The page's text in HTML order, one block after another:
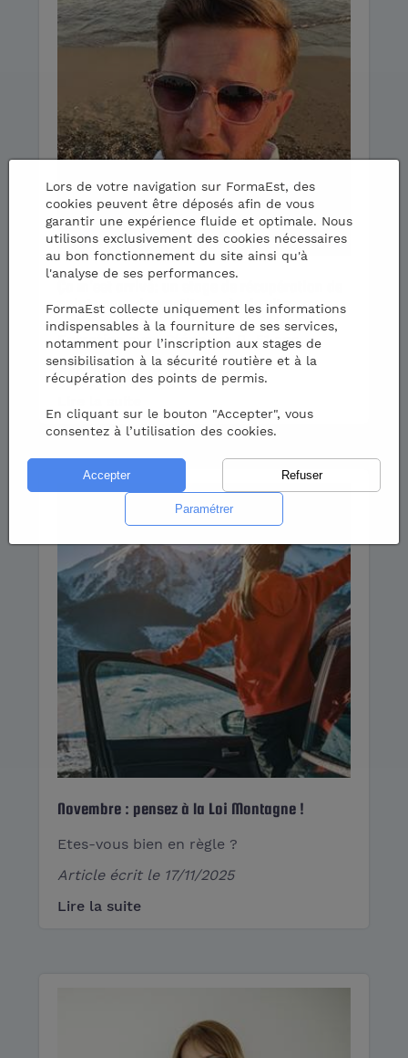
Ça m’est arrivé: un stage de récupération de
points pour de «petits excès de vitesse»...
Entretien avec Stéphane P., 51 ans
Article écrit le 30/11/2025
Novembre : pensez à la Loi Montagne !
Etes-vous bien en règle ?
Article écrit le 17/11/2025
Lire la suite
Lors de votre navigation sur FormaEst, des
cookies peuvent être déposés afin de vous
garantir une expérience fluide et optimale. Nous
utilisons exclusivement des cookies nécessaires
au bon fonctionnement du site ainsi qu'à
l'analyse de ses performances.
FormaEst collecte uniquement les informations
indispensables à la fourniture de ses services,
notamment pour l’inscription aux stages de
sensibilisation à la sécurité routière et à la
récupération des points de permis.
En cliquant sur le bouton "Accepter", vous
consentez à l’utilisation des cookies.